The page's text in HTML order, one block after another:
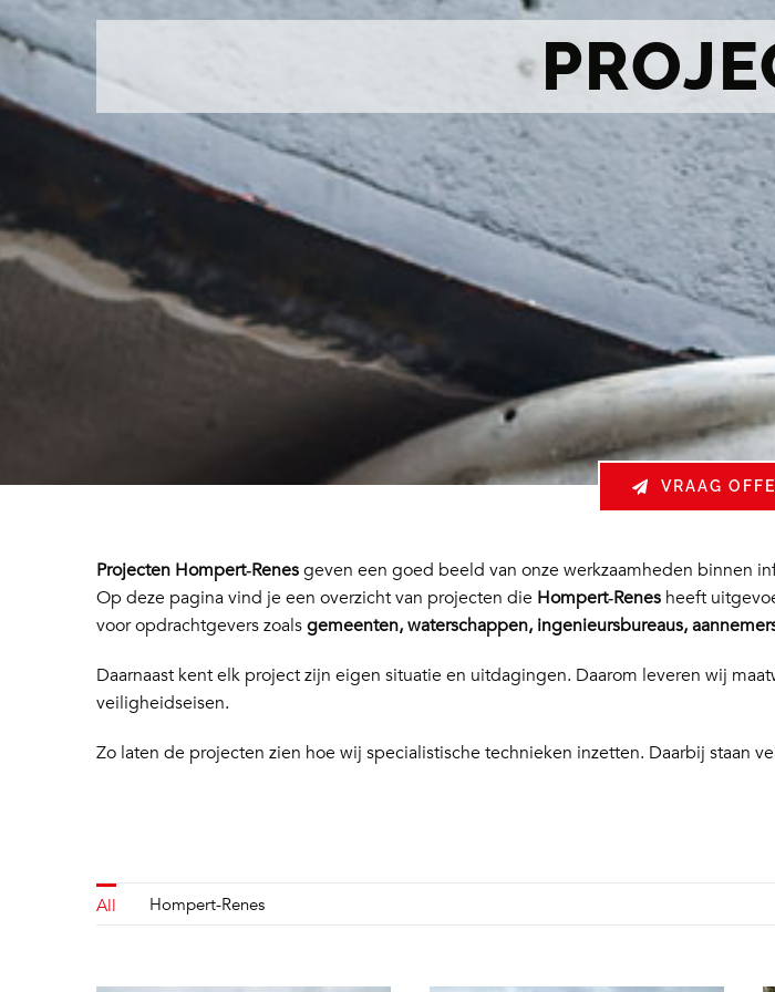
VRAAG
Projecten Hompert‑Renesgeven een goed beeld van onze werkzaamheden binnen
Op deze pagina vind je een overzicht van projecten die Hompert‑Renesheeft
voor opdrachtgevers zoalsgemeenten, waterschappen, ingenieursbureaus,
Daarnaast kent elk project zijn eigen situatie en uitdagingen. Daarom leveren wij
veiligheidseisen.
Zo laten de projecten zien hoe wij specialistische technieken inzetten. Daarbij staan
All Hompert-Renes